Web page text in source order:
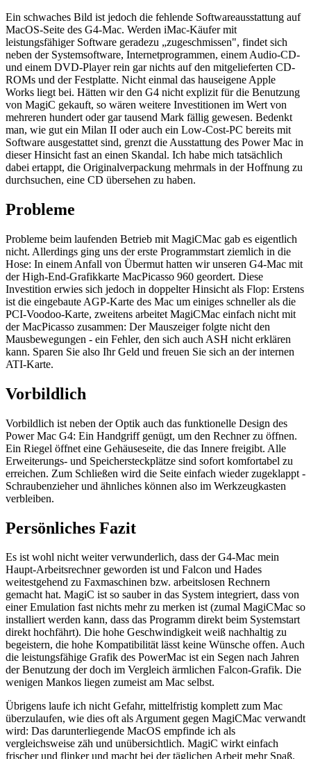
Ein schwaches Bild ist jedoch die fehlende Softwareausstattung auf
MacOS-Seite des G4-Mac. Werden iMac-Käufer mit
leistungsfähiger Software geradezu „zugeschmissen", findet sich
neben der Systemsoftware, Internetprogrammen, einem Audio-CD-
und einem DVD-Player rein gar nichts auf den mitgelieferten CD-
ROMs und der Festplatte. Nicht einmal das hauseigene Apple
Works liegt bei. Hätten wir den G4 nicht explizit für die Benutzung
von MagiC gekauft, so wären weitere Investitionen im Wert von
mehreren hundert oder gar tausend Mark fällig gewesen. Bedenkt
man, wie gut ein Milan II oder auch ein Low-Cost-PC bereits mit
Software ausgestattet sind, grenzt die Ausstattung des Power Mac in
dieser Hinsicht fast an einen Skandal. Ich habe mich tatsächlich
dabei ertappt, die Originalverpackung mehrmals in der Hoffnung zu
durchsuchen, eine CD übersehen zu haben.
Probleme
Probleme beim laufenden Betrieb mit MagiCMac gab es eigentlich
nicht. Allerdings ging uns der erste Programmstart ziemlich in die
Hose: In einem Anfall von Übermut hatten wir unseren G4-Mac mit
der High-End-Grafikkarte MacPicasso 960 geordert. Diese
Investition erwies sich jedoch in doppelter Hinsicht als Flop: Erstens
ist die eingebaute AGP-Karte des Mac um einiges schneller als die
PCI-Voodoo-Karte, zweitens arbeitet MagiCMac einfach nicht mit
der MacPicasso zusammen: Der Mauszeiger folgte nicht den
Mausbewegungen - ein Fehler, den sich auch ASH nicht erklären
kann. Sparen Sie also Ihr Geld und freuen Sie sich an der internen
ATI-Karte.
Vorbildlich
Vorbildlich ist neben der Optik auch das funktionelle Design des
Power Mac G4: Ein Handgriff genügt, um den Rechner zu öffnen.
Ein Riegel öffnet eine Gehäuseseite, die das Innere freigibt. Alle
Erweiterungs- und Speichersteckplätze sind sofort komfortabel zu
erreichen. Zum Schließen wird die Seite einfach wieder zugeklappt -
Schraubenzieher und ähnliches können also im Werkzeugkasten
verbleiben.
Persönliches Fazit
Es ist wohl nicht weiter verwunderlich, dass der G4-Mac mein
Haupt-Arbeitsrechner geworden ist und Falcon und Hades
weitestgehend zu Faxmaschinen bzw. arbeitslosen Rechnern
gemacht hat. MagiC ist so sauber in das System integriert, dass von
einer Emulation fast nichts mehr zu merken ist (zumal MagiCMac so
installiert werden kann, dass das Programm direkt beim Systemstart
direkt hochfährt). Die hohe Geschwindigkeit weiß nachhaltig zu
begeistern, die hohe Kompatibilität lässt keine Wünsche offen. Auch
die leistungsfähige Grafik des PowerMac ist ein Segen nach Jahren
der Benutzung der doch im Vergleich ärmlichen Falcon-Grafik. Die
wenigen Mankos liegen zumeist am Mac selbst.
Übrigens laufe ich nicht Gefahr, mittelfristig komplett zum Mac
überzulaufen, wie dies oft als Argument gegen MagiCMac verwandt
wird: Das darunterliegende MacOS empfinde ich als
vergleichsweise zäh und unübersichtlich. MagiC wirkt einfach
frischer und flinker und macht bei der täglichen Arbeit mehr Spaß.